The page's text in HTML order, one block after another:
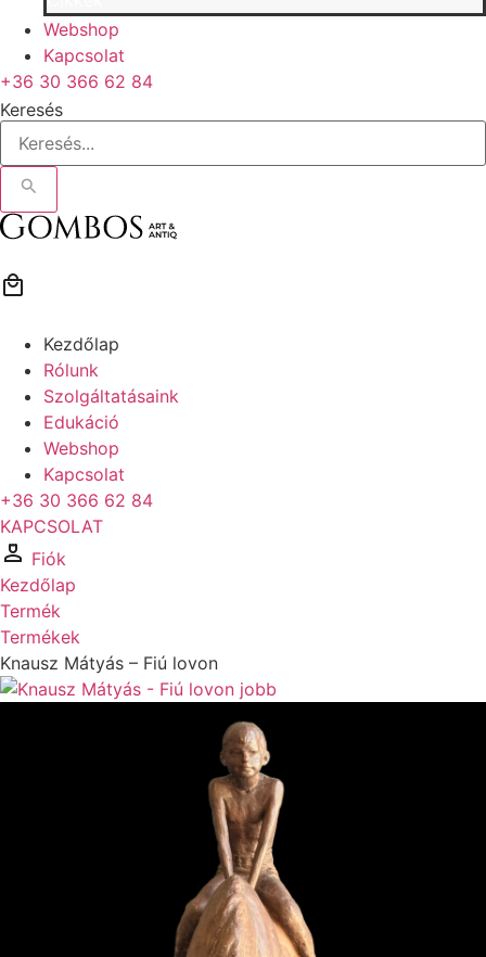
Webshop
Kapcsolat
+36 30 366 62 84
Keresés
Kezdőlap
Rólunk
Szolgáltatásaink
Edukáció
Webshop
Kapcsolat
+36 30 366 62 84
KAPCSOLAT
Fiók
Kezdőlap
Termék
Termékek
Knausz Mátyás – Fiú lovon